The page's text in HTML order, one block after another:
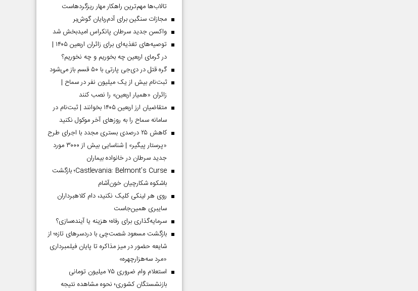
تالاب‌ها مهم‌ترین راهکار مهار ریزگردهاست
مجازات سنگین برای آدم‌ربایان گوش‌بر
واکسن جدید سرطان پانکراس امیدبخش شد
توصیه‌های تغذیه‌ای برای زائران اربعین ۱۴۰۵ |
در گرمای اربعین چه بخوریم و چه نخوریم؟
گره قتل در دی‌جی پارتی با ۵۰ قسم باز می‌شود
ثبت‌نام بیش از یک میلیون نفر در سماح |
زائران «همیار اربعین» را نصب کنند
متقاضیان ارز اربعین ۱۴۰۵ بخوانند | ثبت‌نام در
سامانه سماح را به روز‌های آخر موکول نکنید
کاهش ۲۵ درصدی بستری مجدد با اجرای طرح
«پرستار پیگیر» | شناسایی بیش از ۳۰۰۰ مورد
جدید سرطان در خانواده بیماران
Castlevania: Belmont’s Curse؛ بازگشت
باشکوه شکارچیان خون‌آشام
روی هر لینکی کلیک نکنید، دام کلاهبرداران
سایبری همین‌جاست
سرمایه‌گذاری برای رفاه؛ هزینه یا آینده‌سازی؟
بازگشت مسعود شصت‌چی با دردسر‌های تازه؛ از
شایعه حضور در میز مذاکره تا پایان فیلمبرداری
«مرد سه‌هزارچهره»
استعلام وام ضروری ۷۵ میلیون تومانی
بازنشستگان کشوری؛ نحوه مشاهده نتیجه